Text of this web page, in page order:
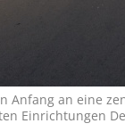
Anfang an eine
Einrichtungen